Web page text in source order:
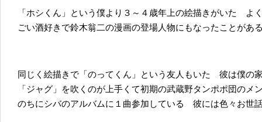
「ホシくん」という僕より３～４歳年上の絵描きがいた
ごい酒好きで鈴木翁二の漫画の登場人物にもなったことがあ
同じく絵描きで「のってくん」という友人もいた 彼は僕の
「ジャグ」を吹くのが上手くて初期の武蔵野タンポポ団の
のちにシバのアルバムに１曲参加している 彼には色々お世